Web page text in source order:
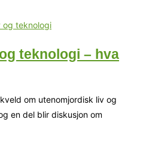
teknologi – hva
om utenomjordisk liv og
en del blir diskusjon om